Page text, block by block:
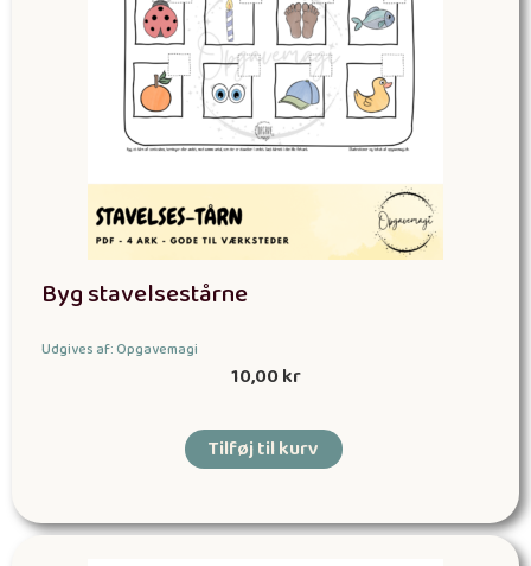
Byg stavelsestårne
Udgives af: Opgavemagi
10,00kr
Tilføj til kurv